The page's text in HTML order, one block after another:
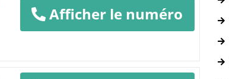
Afficher le numéro